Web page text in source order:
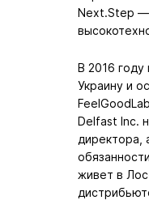
Next.Step —
В 2016 году
Украину и
Delfast Inc.
директора,
живет в